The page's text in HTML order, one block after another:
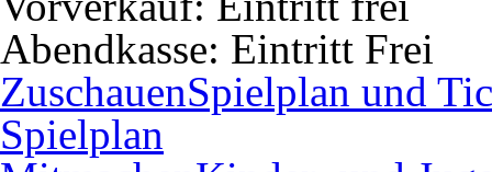
Abendkasse: Eintritt Frei
ZuschauenSpielplan und
Spielplan